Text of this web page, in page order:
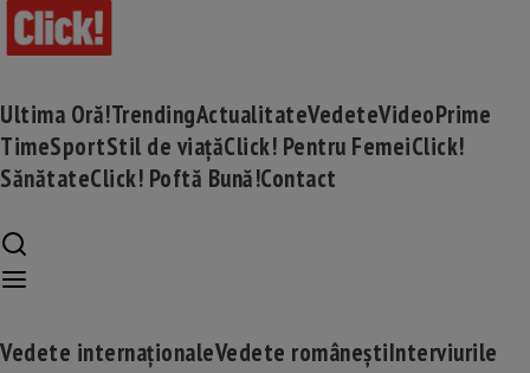
Ultima Oră!TrendingActualitateVedeteVideoPrime
TimeSportStil de viațăClick! Pentru FemeiClick!
SănătateClick! Poftă Bună!Contact
Vedete internaționaleVedete româneștiInterviurile